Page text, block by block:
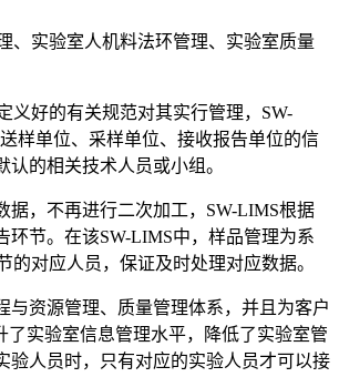
实验室人机料法环管理、实验室质量
好的有关规范对其实行管理，SW-
样单位、采样单位、接收报告单位的信
的相关技术人员或小组。
，不再进行二次加工，SW-LIMS根据
节。在该SW-LIMS中，样品管理为系
对应人员，保证及时处理对应数据。
资源管理、质量管理体系，并且为客户
实验室信息管理水平，降低了实验室管
验人员时，只有对应的实验人员才可以接